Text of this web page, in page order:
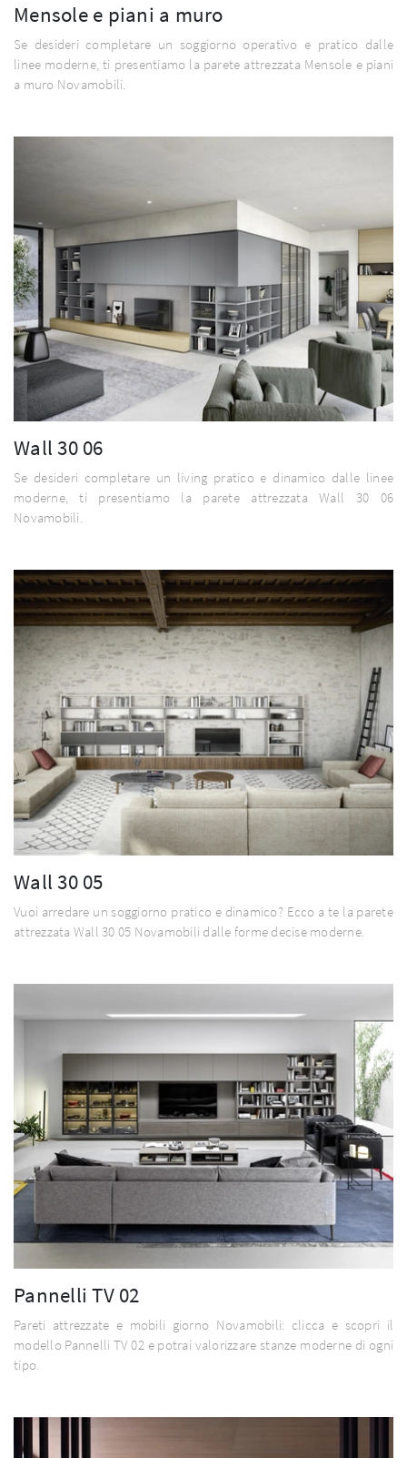
Mensole e piani a muro
Se desideri completare un soggiorno operativo e pratico dalle
linee moderne, ti presentiamo la parete attrezzata Mensole e piani
a muro Novamobili.
Wall 30 06
Se desideri completare un living pratico e dinamico dalle linee
moderne, ti presentiamo la parete attrezzata Wall 30 06
Novamobili.
Wall 30 05
Vuoi arredare un soggiorno pratico e dinamico? Ecco a te la parete
attrezzata Wall 30 05 Novamobili dalle forme decise moderne.
Pannelli TV 02
Pareti attrezzate e mobili giorno Novamobili: clicca e scopri il
modello Pannelli TV 02 e potrai valorizzare stanze moderne di ogni
tipo.